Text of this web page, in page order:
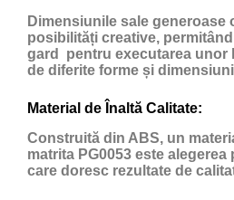
Dimensiunile sale generoase
posibilități creative,
gard pentru executarea unor
de diferite forme și
Material de Înaltă Calitate:
Construită din ABS, un
matrita PG0053 este
care doresc rezultate de